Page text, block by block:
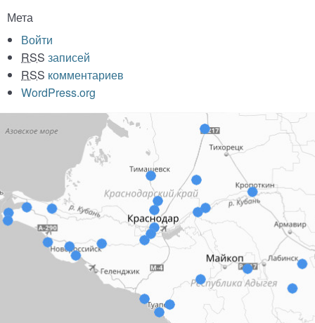
Мета
Войти
RSS записей
RSS комментариев
WordPress.org